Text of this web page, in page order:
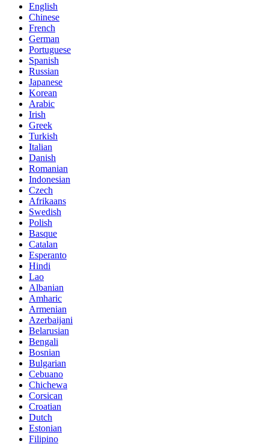
English
Chinese
French
German
Portuguese
Spanish
Russian
Japanese
Korean
Arabic
Irish
Greek
Turkish
Italian
Danish
Romanian
Indonesian
Czech
Afrikaans
Swedish
Polish
Basque
Catalan
Esperanto
Hindi
Lao
Albanian
Amharic
Armenian
Azerbaijani
Belarusian
Bengali
Bosnian
Bulgarian
Cebuano
Chichewa
Corsican
Croatian
Dutch
Estonian
Filipino